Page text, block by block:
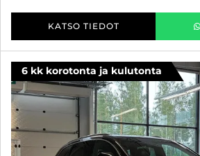
KATSO TIEDOT
6 kk korotonta ja kulutonta